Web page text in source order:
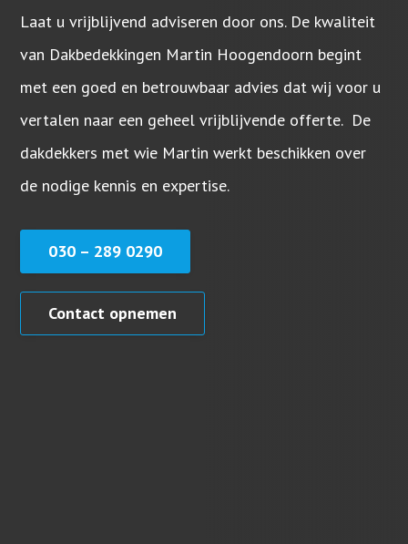
Laat u vrijblijvend adviseren door ons. De kwaliteit
van Dakbedekkingen Martin Hoogendoorn begint
met een goed en betrouwbaar advies dat wij voor u
vertalen naar een geheel vrijblijvende offerte. De
dakdekkers met wie Martin werkt beschikken over
de nodige kennis en expertise.
030 – 289 0290
Contact opnemen